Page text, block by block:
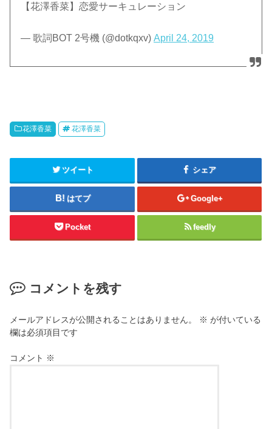
【花澤香菜】恋愛サーキュレーション
— 歌詞BOT 2号機 (@dotkqxv)April 24, 2019
花澤香菜 花澤香菜
ツイート シェア
はてブ Google+
Pocket feedly
コメントを残す
メールアドレスが公開されることはありません。 ※ が付いている
欄は必須項目です
コメント ※